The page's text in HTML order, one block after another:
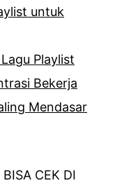
untuk
Playlist
Bekerja
Mendasar
CEK DI